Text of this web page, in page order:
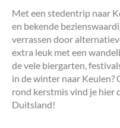
Met een stedentrip naar
en bekende
verrassen door
extra leuk met een
de vele biergarten,
in de winter naar Keulen?
rond kerstmis vind je hier
Duitsland!